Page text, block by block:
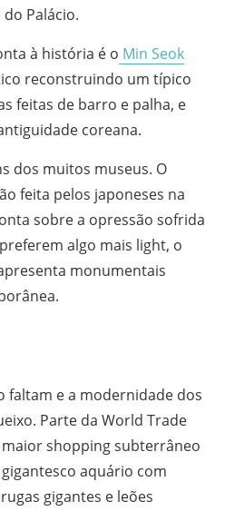
Palácio.
à história é o Min Seok
reconstruindo um típico
feitas de barro e palha, e
coreana.
dos muitos museus. O
feita pelos japoneses na
sobre a opressão sofrida
algo mais light, o
monumentais
faltam e a modernidade dos
Parte da World Trade
maior shopping subterrâneo
aquário com
gigantes e leões